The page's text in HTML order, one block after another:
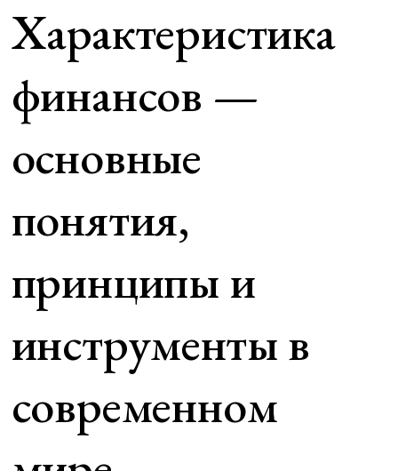
Характеристика
финансов —
основные
понятия,
принципы и
инструменты в
современном